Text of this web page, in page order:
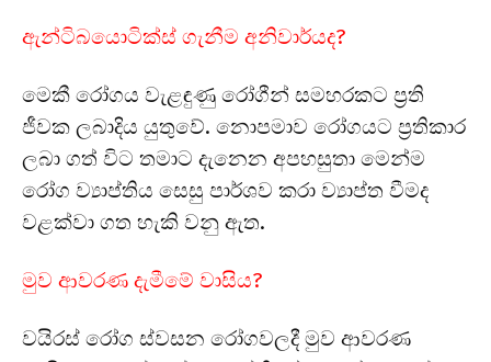
ඇන්ටිබයොටික්ස් ගැනීම අනිවාර්යද?
මෙකී රෝගය වැළඳුණු රෝගීන් සමහරකට ප්‍රති
ජීවක ලබාදිය යුතුවේ. නොපමාව රෝගයට ප්‍රතිකාර
ලබා ගත් විට තමාට දැනෙන අපහසුතා මෙන්ම
රෝග ව්‍යාප්තිය සෙසු පාර්ශව කරා ව්‍යාප්ත වීමද
වළක්වා ගත හැකි වනු ඇත.
මුව ආවරණ දැමීමේ වාසිය?
වයිරස් රෝග ස්වසන රෝගවලදී මුව ආවරණ